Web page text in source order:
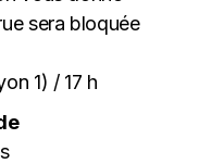
sera bloquée
1) / 17 h